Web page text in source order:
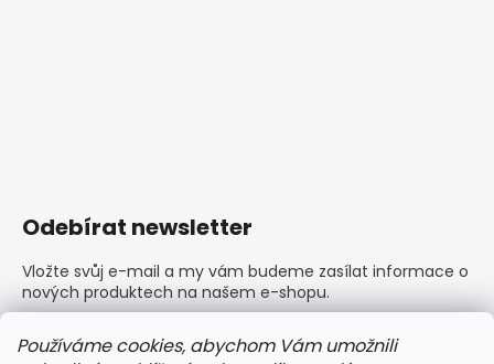
Používáme cookies, abychom Vám umožnili
Odebírat newsletter
Vložte svůj e-mail a my vám budeme zasílat informace o
nových produktech na našem e-shopu.